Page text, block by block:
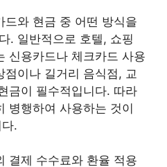
드와 현금 중 어떤 방식을
. 일반적으로 호텔, 쇼핑
신용카드나 체크카드 사용
점이나 길거리 음식점, 교
금이 필수적입니다. 따라
병행하여 사용하는 것이
.
결제 수수료와 환율 적용